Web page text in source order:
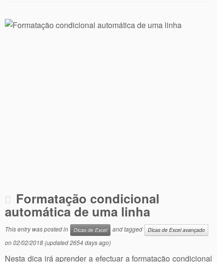
Formatação condicional
automática de uma linha
This entry was posted in Dicas de Excel and tagged Dicas de Excel avançado
on02/02/2018(updated 2654 days ago)
Nesta dica irá aprender a efectuar a formatação condicional